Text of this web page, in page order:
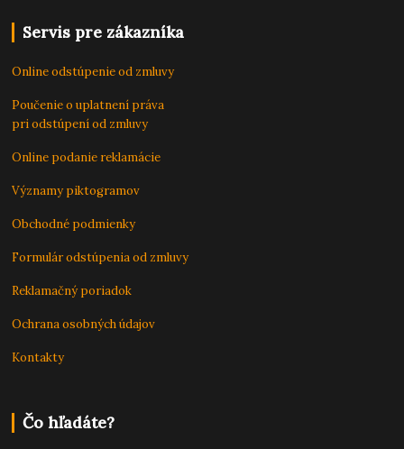
Servis pre zákazníka
Online odstúpenie od zmluvy
Poučenie o uplatnení práva
pri odstúpení od zmluvy
Online podanie reklamácie
Významy piktogramov
Obchodné podmienky
Formulár odstúpenia od zmluvy
Reklamačný poriadok
Ochrana osobných údajov
Kontakty
Čo hľadáte?